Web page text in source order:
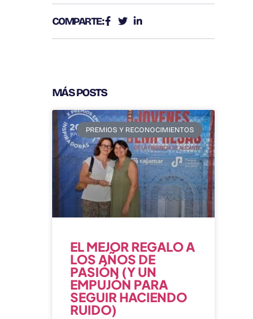
COMPARTE:
MÁS POSTS
PREMIOS Y RECONOCIMIENTOS
EL MEJOR REGALO A
LOS AÑOS DE
PASIÓN (Y UN
EMPUJÓN PARA
SEGUIR HACIENDO
RUIDO)